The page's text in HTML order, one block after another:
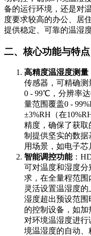
备的运行环境，还是对
度要求较高的办公、居
提供稳定、可靠的温湿
二、核心功能与特点
高精度温湿度测量
传感器，可精确
0 - 99℃，分辨率
量范围覆盖0 -
±3%RH（在
精度，确保了获
制提供坚实的数
用场景，如电子芯
智能调控功能：
可对温度和湿度
求，在全量程范围
灵活设置温湿度
湿度超出预设范
的控制设备，如加
对环境温湿度进
境温湿度的自动、